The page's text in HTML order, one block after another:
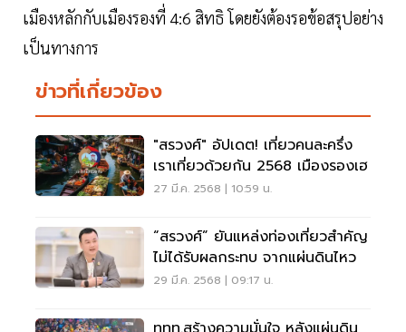
เมืองหลักกับเมืองรองที่ 4:6 สิทธิ โดยยังต้องรอข้อสรุปอย่าง
เป็นทางการ
ข่าวที่เกี่ยวข้อง
"สรวงศ์" อัปเดต! เที่ยวคนละครึ่ง
เราเที่ยวด้วยกัน 2568 เมืองรองเฮ
27 มี.ค. 2568 | 10:59 น.
“สรวงศ์” ยันแหล่งท่องเที่ยวสำคัญ
ไม่ได้รับผลกระทบ จากแผ่นดินไหว
29 มี.ค. 2568 | 09:17 น.